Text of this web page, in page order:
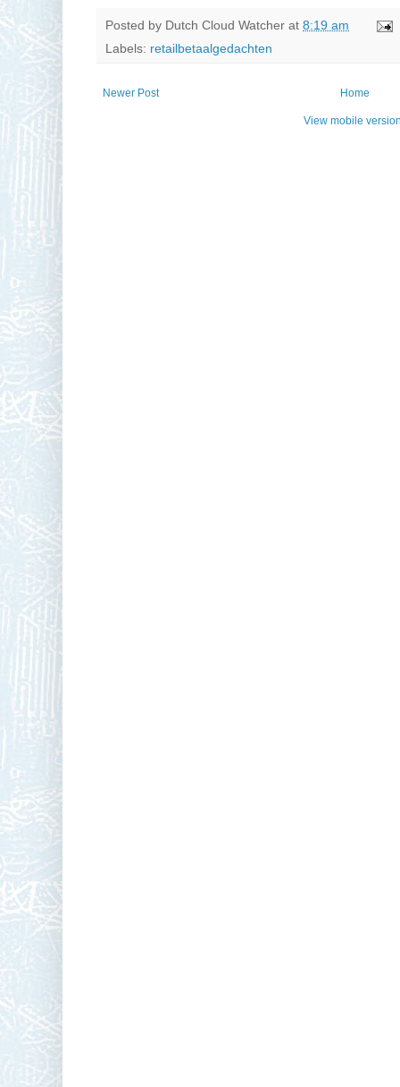
Posted by Dutch Cloud Watcher at 8:19 am
Labels: retailbetaalgedachten
Newer Post Home
View mobile